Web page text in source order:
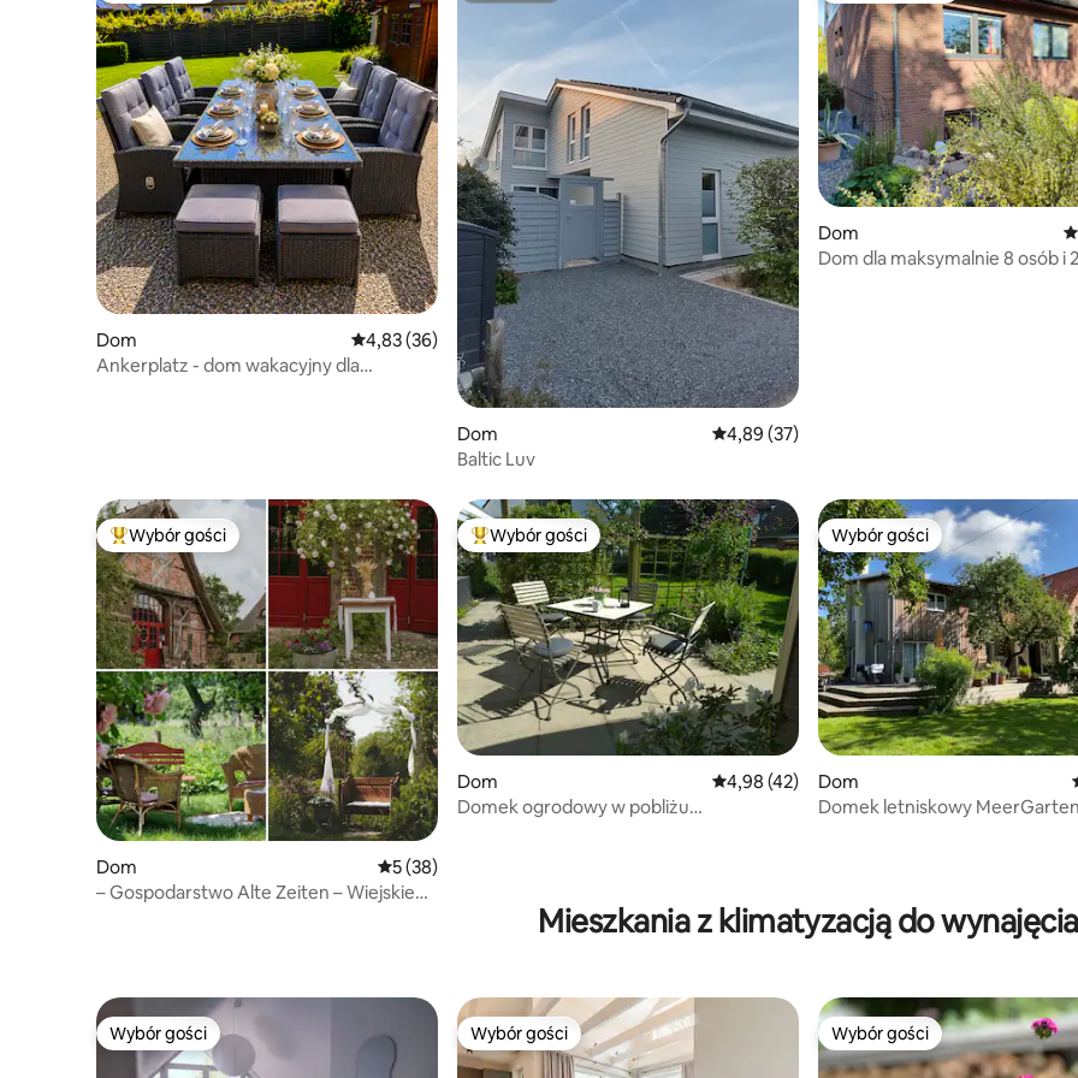
Dom Średnia ocena: 4,83 na 5, liczba recenzji: 36
4,83 (36)
Ankerplatz - dom wakacyjny dla
Dom Średnia ocena: 4,89 na 5, liczba recenzji: 37
4,89 (37)
Baltic Luv
Dom
Dom dla maksymalnie 8 osób i
Najpopularniejsze z kategorii Wybór gości
Wybór gości
Dom Średnia ocena: 5 na 5, liczba recenzji: 38
5 (38)
– Gospodarstwo Alte Zeiten – Wiejskie
Najpopularniejsze z kategorii Wybór gości
Wybór gości
Dom Średnia ocena: 4,98 na 5, liczba recenzji: 42
4,98 (42)
Domek ogrodowy w pobliżu
Wybór gości
Wybór gości
Dom
Domek letniskowy MeerGarten
Mieszkania z klimatyzacją do wynajęcia
Wybór gości
Wybór gości Wybór gości
Wybór gości Wybór gości
Wybór gości